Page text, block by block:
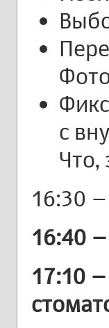
с
Что,
16:30
16:40
17:10